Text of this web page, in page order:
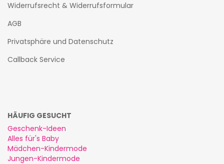
Widerrufsrecht & Widerrufsformular
AGB
Privatsphäre und Datenschutz
Callback Service
HÄUFIG GESUCHT
Geschenk-Ideen
Alles für's Baby
Mädchen-Kindermode
Jungen-Kindermode